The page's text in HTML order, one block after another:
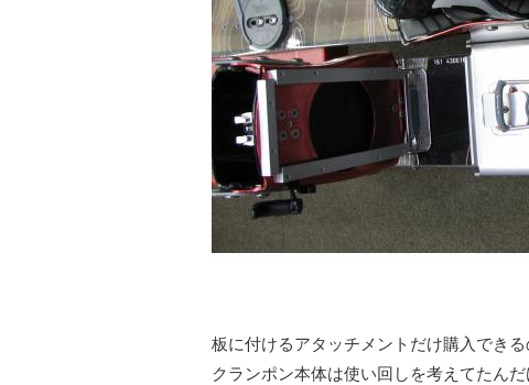
板に付けるアタッチメントだけ購入でき
クランポン本体は使い回しを考えてたんだ